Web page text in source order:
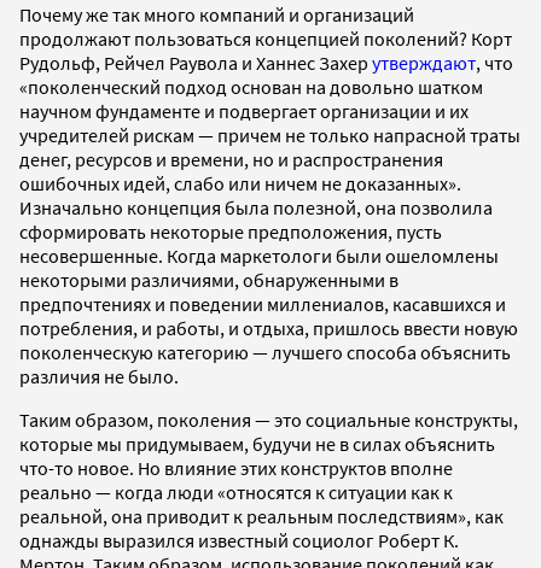
Почему же так много компаний и организаций
продолжают пользоваться концепцией поколений? Корт
Рудольф, Рейчел Раувола и Ханнес Захер утверждают, что
«поколенческий подход основан на довольно шатком
научном фундаменте и подвергает организации и их
учредителей рискам — причем не только напрасной траты
денег, ресурсов и времени, но и распространения
ошибочных идей, слабо или ничем не доказанных».
Изначально концепция была полезной, она позволила
сформировать некоторые предположения, пусть
несовершенные. Когда маркетологи были ошеломлены
некоторыми различиями, обнаруженными в
предпочтениях и поведении миллениалов, касавшихся и
потребления, и работы, и отдыха, пришлось ввести новую
поколенческую категорию — лучшего способа объяснить
различия не было.
Таким образом, поколения — это социальные конструкты,
которые мы придумываем, будучи не в силах объяснить
что-то новое. Но влияние этих конструктов вполне
реально — когда люди «относятся к ситуации как к
реальной, она приводит к реальным последствиям», как
однажды выразился известный социолог Роберт К.